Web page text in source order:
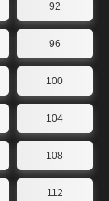
92
96
100
104
108
112